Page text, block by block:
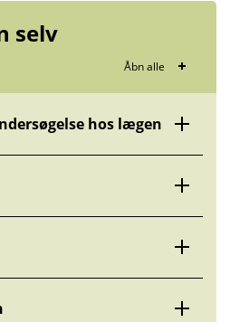
selv
Åbn alle
hos lægen